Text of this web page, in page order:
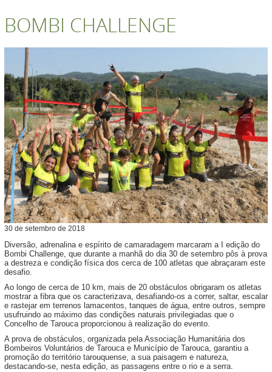
BOMBI CHALLENGE
30 de setembro de 2018
Diversão, adrenalina e espírito de camaradagem marcaram a I edição do
Bombi Challenge, que durante a manhã do dia 30 de setembro pôs à prova
a destreza e condição física dos cerca de 100 atletas que abraçaram este
desafio.
Ao longo de cerca de 10 km, mais de 20 obstáculos obrigaram os atletas
mostrar a fibra que os caracterizava, desafiando-os a correr, saltar, escalar
e rastejar em terrenos lamacentos, tanques de água, entre outros, sempre
usufruindo ao máximo das condições naturais privilegiadas que o
Concelho de Tarouca proporcionou à realização do evento.
A prova de obstáculos, organizada pela Associação Humanitária dos
Bombeiros Voluntários de Tarouca e Município de Tarouca, garantiu a
promoção do território tarouquense, a sua paisagem e natureza,
destacando-se, nesta edição, as passagens entre o rio e a serra.